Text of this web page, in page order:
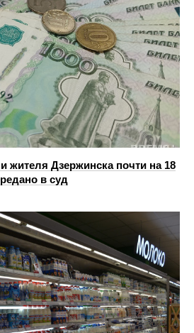
жителя Дзержинска почти на 18
в суд